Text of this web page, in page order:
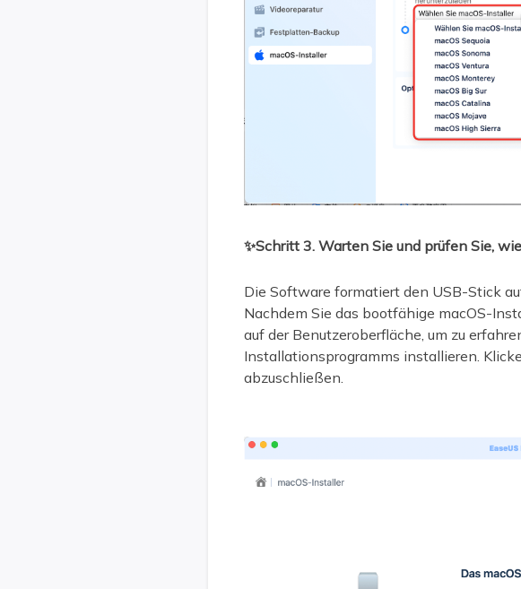
✨Schritt 3. Warten Sie und prüfen Sie,
Die Software formatiert den USB-Stick
Nachdem Sie das bootfähige macOS-
auf der Benutzeroberfläche, um zu
Installationsprogramms installieren.
abzuschließen.